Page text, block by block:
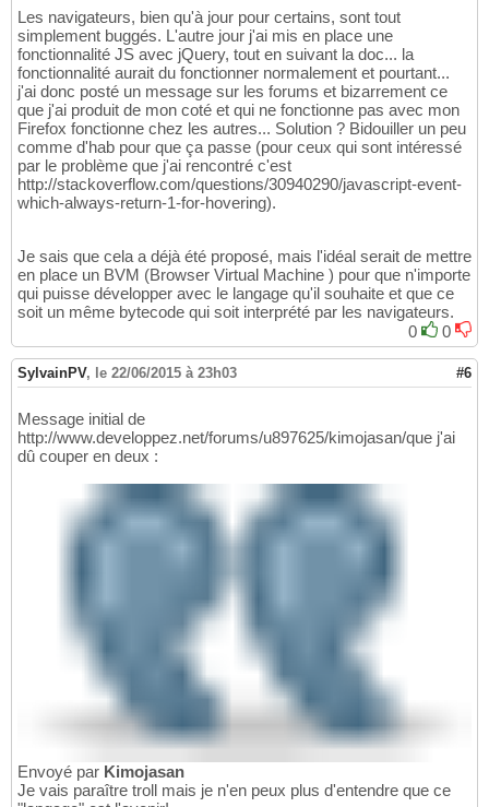
Les navigateurs, bien qu'à jour pour certains, sont tout
simplement buggés. L'autre jour j'ai mis en place une
fonctionnalité JS avec jQuery, tout en suivant la doc... la
fonctionnalité aurait du fonctionner normalement et pourtant...
j'ai donc posté un message sur les forums et bizarrement ce
que j'ai produit de mon coté et qui ne fonctionne pas avec mon
Firefox fonctionne chez les autres... Solution ? Bidouiller un peu
comme d'hab pour que ça passe (pour ceux qui sont intéressé
par le problème que j'ai rencontré c'est
http://stackoverflow.com/questions/30940290/javascript-event-
which-always-return-1-for-hovering).
Je sais que cela a déjà été proposé, mais l'idéal serait de mettre
en place un BVM (Browser Virtual Machine ) pour que n'importe
qui puisse développer avec le langage qu'il souhaite et que ce
soit un même bytecode qui soit interprété par les navigateurs.
0
0
SylvainPV, le 22/06/2015 à 23h03 #6
Message initial de
http://www.developpez.net/forums/u897625/kimojasan/que j'ai
dû couper en deux :
Envoyé par Kimojasan
Je vais paraître troll mais je n'en peux plus d'entendre que ce